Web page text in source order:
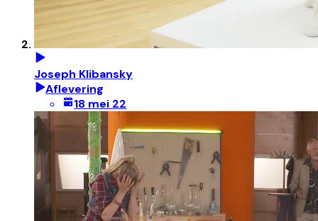
Joseph Klibansky
Aflevering
18 mei 22